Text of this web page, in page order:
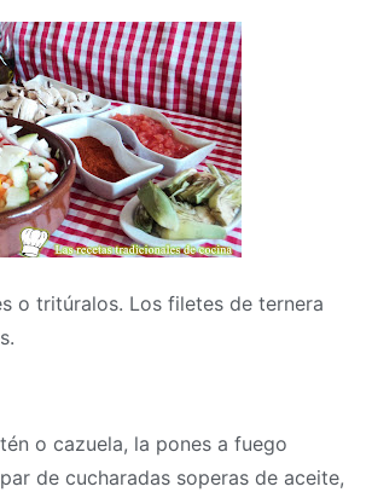
o tritúralos. Los filetes de ternera
o cazuela, la pones a fuego
de cucharadas soperas de aceite,